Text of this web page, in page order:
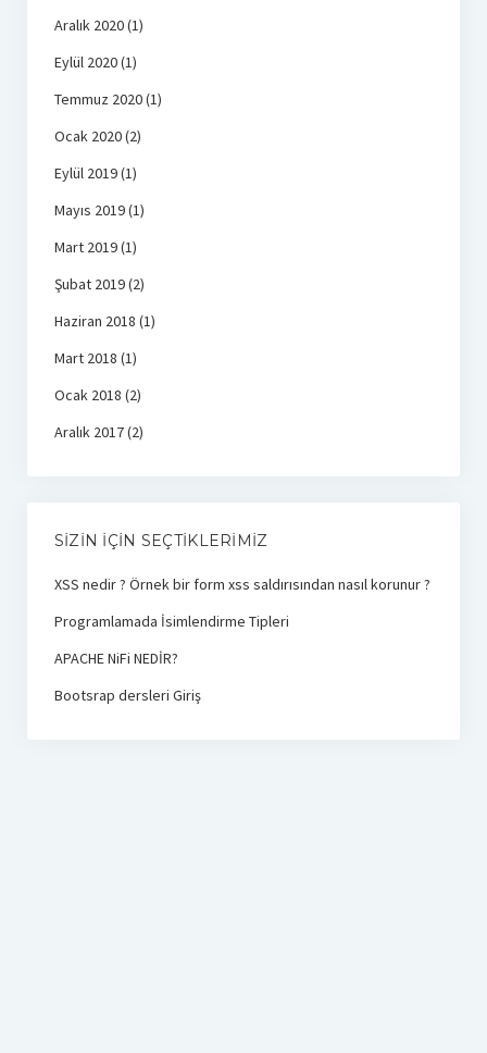
Aralık 2020(1)
Eylül 2020(1)
Temmuz 2020(1)
Ocak 2020(2)
Eylül 2019(1)
Mayıs 2019(1)
Mart 2019(1)
Şubat 2019(2)
Haziran 2018 (1)
Mart 2018 (1)
Ocak 2018 (2)
Aralık 2017(2)
SIZIN İÇIN SEÇTIKLERIMIZ
XSS nedir ? Örnek bir form xss saldırısından nasıl korunur ?
Programlamada İsimlendirme Tipleri
APACHE NiFi NEDİR?
Bootsrap dersleri Giriş